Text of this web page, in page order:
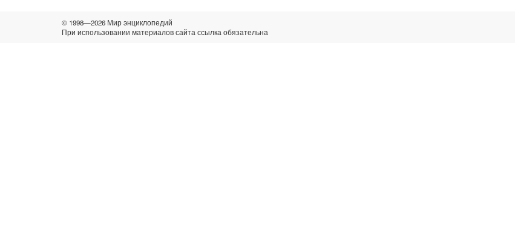
© 1998—2026 Мир энциклопедий
При использовании материалов сайта ссылка обязательна